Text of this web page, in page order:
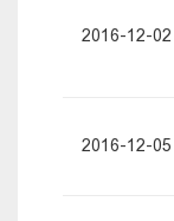
2016-12-02
2016-12-05